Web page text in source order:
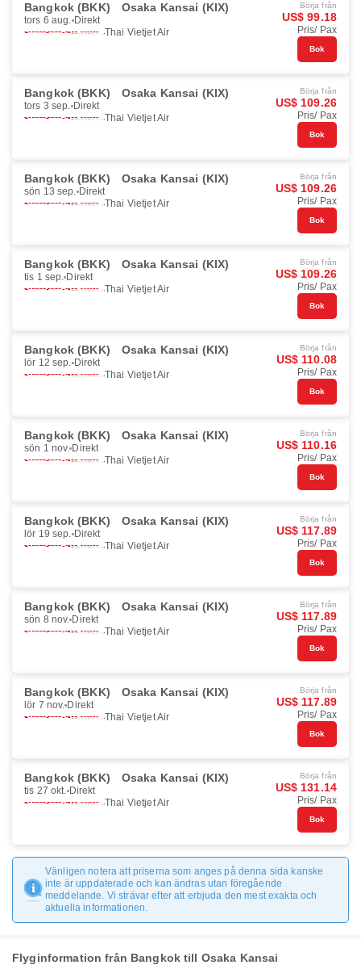
Bangkok (BKK) Osaka Kansai (KIX)
tors 6 aug. Direkt
Thai Vietjet Air
Börja från
US$ 99.18
Pris/ Pax
Bok
Bangkok (BKK) Osaka Kansai (KIX)
tors 3 sep. Direkt
Thai Vietjet Air
Börja från
US$ 109.26
Pris/ Pax
Bok
Bangkok (BKK) Osaka Kansai (KIX)
sön 13 sep. Direkt
Thai Vietjet Air
Börja från
US$ 109.26
Pris/ Pax
Bok
Bangkok (BKK) Osaka Kansai (KIX)
tis 1 sep. Direkt
Thai Vietjet Air
Börja från
US$ 109.26
Pris/ Pax
Bok
Bangkok (BKK) Osaka Kansai (KIX)
lör 12 sep. Direkt
Thai Vietjet Air
Börja från
US$ 110.08
Pris/ Pax
Bok
Bangkok (BKK) Osaka Kansai (KIX)
sön 1 nov. Direkt
Thai Vietjet Air
Börja från
US$ 110.16
Pris/ Pax
Bok
Bangkok (BKK) Osaka Kansai (KIX)
lör 19 sep. Direkt
Thai Vietjet Air
Börja från
US$ 117.89
Pris/ Pax
Bok
Bangkok (BKK) Osaka Kansai (KIX)
sön 8 nov. Direkt
Thai Vietjet Air
Börja från
US$ 117.89
Pris/ Pax
Bok
Bangkok (BKK) Osaka Kansai (KIX)
lör 7 nov. Direkt
Thai Vietjet Air
Börja från
US$ 117.89
Pris/ Pax
Bok
Bangkok (BKK) Osaka Kansai (KIX)
tis 27 okt. Direkt
Thai Vietjet Air
Börja från
US$ 131.14
Pris/ Pax
Bok
Vänligen notera att priserna som anges på denna sida kanske
inte är uppdaterade och kan ändras utan föregående
meddelande. Vi strävar efter att erbjuda den mest exakta och
aktuella informationen.
Flyginformation från Bangkok till Osaka Kansai